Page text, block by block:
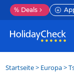
% Deals
Startseite> Europa>